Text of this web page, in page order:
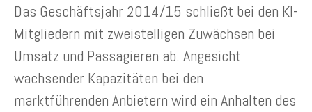
Das Geschäftsjahr 2014/15 schließt bei den KI-
Mitgliedern mit zweistelligen Zuwächsen bei
Umsatz und Passagieren ab. Angesicht
wachsender Kapazitäten bei den
marktführenden Anbietern wird ein Anhalten des